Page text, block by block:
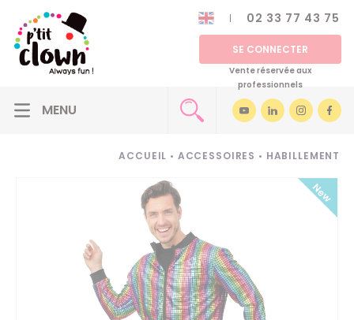
02 33 77 43 75
SE CONNECTER
Vente réservée aux
professionnels
ACCUEIL • ACCESSOIRES • HABILLEMENT